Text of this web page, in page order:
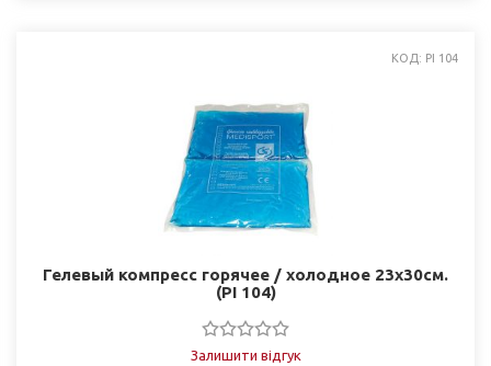
КОД: PI 104
Гелевый компресс горячее / холодное 23х30см.
(PI 104)
Залишити відгук